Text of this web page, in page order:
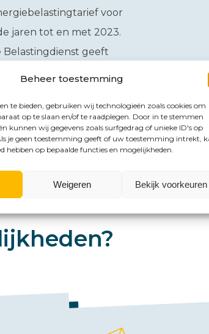
Beheer toestemming
te bieden, gebruiken wij technologieën zoals cookies om
op te slaan en/of te raadplegen. Door in te stemmen
kunnen wij gegevens zoals surfgedrag of unieke ID's op
je geen toestemming geeft of uw toestemming intrekt,
hebben op bepaalde functies en mogelijkheden.
Weigeren Bekijk voorkeuren
voor
jaren tot en met 2023.
Belastingdienst geeft
Daarnaast moet hier